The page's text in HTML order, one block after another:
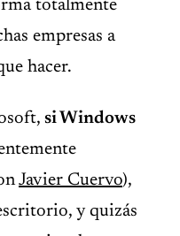
totalmente
empresas a
hacer.
si Windows
Javier Cuervo),
y quizás